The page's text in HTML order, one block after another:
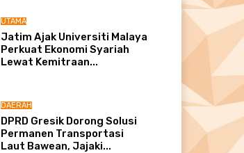
UTAMA
Jatim Ajak Universiti Malaya
Perkuat Ekonomi Syariah
Lewat Kemitraan...
DAERAH
DPRD Gresik Dorong Solusi
Permanen Transportasi
Laut Bawean, Jajaki...